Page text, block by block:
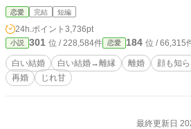
恋愛 完結 短編
24h.ポイント 3,736pt
小説 301 位 / 228,584件 恋愛 184 位 / 66,315
白い結婚 白い結婚→離縁 離婚 顔も知
再婚
じれ甘
最終更新日